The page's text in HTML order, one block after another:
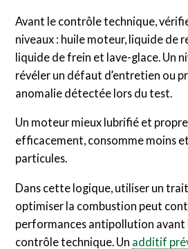
Avant le contrôle technique,
niveaux : huile moteur, liquide de
liquide de frein et lave-glace. Un
révéler un défaut d’entretien ou
anomalie détectée lors du test.
Un moteur mieux lubrifié et
efficacement, consomme moins
particules.
Dans cette logique, utiliser un
optimiser la combustion peut
performances antipollution avant
contrôle technique. Un additif